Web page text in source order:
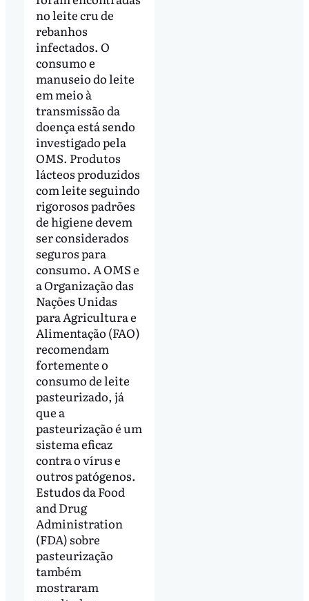
no leite cru de
rebanhos
infectados. O
consumo e
manuseio do leite
em meio à
transmissão da
doença está sendo
investigado pela
OMS. Produtos
lácteos produzidos
com leite seguindo
rigorosos padrões
de higiene devem
ser considerados
seguros para
consumo. A OMS e
a Organização das
Nações Unidas
para Agricultura e
Alimentação (FAO)
recomendam
fortemente o
consumo de leite
pasteurizado, já
que a
pasteurização é um
sistema eficaz
contra o vírus e
outros patógenos.
Estudos da Food
and Drug
Administration
(FDA) sobre
pasteurização
também
mostraram